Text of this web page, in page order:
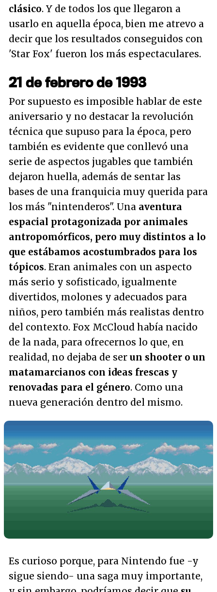
clásico. Y de todos los que llegaron a
usarlo en aquella época, bien me atrevo a
decir que los resultados conseguidos con
'Star Fox' fueron los más espectaculares.
21 de febrero de 1993
Por supuesto es imposible hablar de este
aniversario y no destacar la revolución
técnica que supuso para la época, pero
también es evidente que conllevó una
serie de aspectos jugables que también
dejaron huella, además de sentar las
bases de una franquicia muy querida para
los más "nintenderos". Una aventura
espacial protagonizada por animales
antropomórficos, pero muy distintos a lo
que estábamos acostumbrados para los
tópicos. Eran animales con un aspecto
más serio y sofisticado, igualmente
divertidos, molones y adecuados para
niños, pero también más realistas dentro
del contexto. Fox McCloud había nacido
de la nada, para ofrecernos lo que, en
realidad, no dejaba de ser un shooter o un
matamarcianos con ideas frescas y
renovadas para el género. Como una
nueva generación dentro del mismo.
Es curioso porque, para Nintendo fue -y
sigue siendo- una saga muy importante,